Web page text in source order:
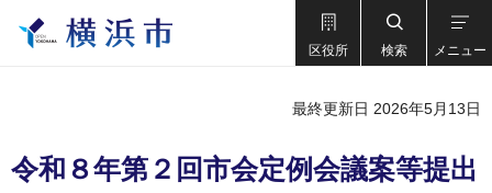
区役所 検索 メニュー
最終更新日 2026年5月13日
令和８年第２回市会定例会議案等提出